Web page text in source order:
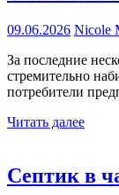
09.06.2026 Nicole
За последние
стремительно
потребители
Читать далее
Септик в